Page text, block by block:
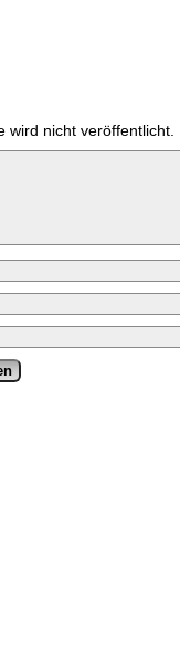
wird nicht veröffentlicht.